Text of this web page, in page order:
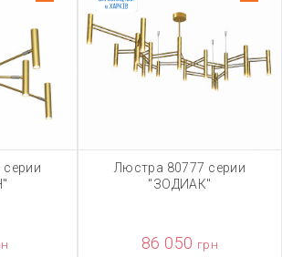
Люстра 80777 серии
"ЗОДИАК"
86 050 грн